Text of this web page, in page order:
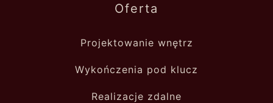
Oferta
Projektowanie wnętrz
Wykończenia pod klucz
Realizacje zdalne